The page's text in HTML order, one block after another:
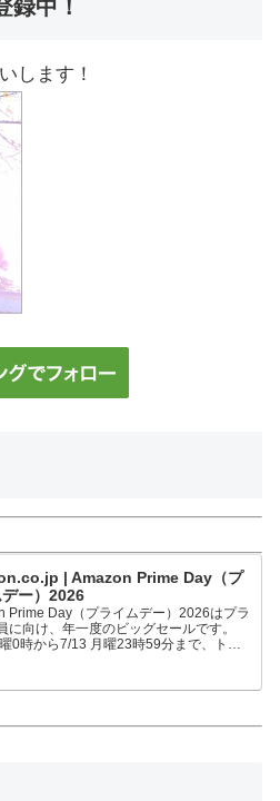
録中！
します！
| Amazon Prime Day（プ
ー）2026
Prime Day（プライムデー）2026はプラ
に向け、年一度のビッグセールです。
0時から7/13 月曜23時59分まで、トッ